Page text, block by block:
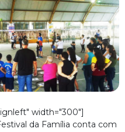
width="300"]